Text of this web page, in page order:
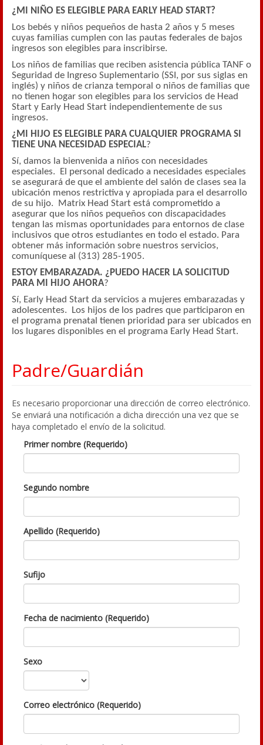
¿MI NIÑO ES ELEGIBLE PARA EARLY HEAD START?
Los bebés y niños pequeños de hasta 2 años y 5 meses
cuyas familias cumplen con las pautas federales de bajos
ingresos son elegibles para inscribirse.
Los niños de familias que reciben asistencia pública TANF o
Seguridad de Ingreso Suplementario (SSI, por sus siglas en
inglés) y niños de crianza temporal o niños de familias que
no tienen hogar son elegibles para los servicios de Head
Start y Early Head Start independientemente de sus
ingresos.
¿MI HIJO ES ELEGIBLE PARA CUALQUIER PROGRAMA SI
TIENE UNA NECESIDAD ESPECIAL?
Sí, damos la bienvenida a niños con necesidades
especiales. El personal dedicado a necesidades especiales
se asegurará de que el ambiente del salón de clases sea la
ubicación menos restrictiva y apropiada para el desarrollo
de su hijo. Matrix Head Start está comprometido a
asegurar que los niños pequeños con discapacidades
tengan las mismas oportunidades para entornos de clase
inclusivos que otros estudiantes en todo el estado. Para
obtener más información sobre nuestros servicios,
comuníquese al (313) 285-1905.
ESTOY EMBARAZADA. ¿PUEDO HACER LA SOLICITUD
PARA MI HIJO AHORA?
Sí, Early Head Start da servicios a mujeres embarazadas y
adolescentes. Los hijos de los padres que participaron en
el programa prenatal tienen prioridad para ser ubicados en
los lugares disponibles en el programa Early Head Start.
Padre/Guardián
Es necesario proporcionar una dirección de correo electrónico.
Se enviará una notificación a dicha dirección una vez que se
haya completado el envío de la solicitud.
Primer nombre (Requerido)
Segundo nombre
Apellido (Requerido)
Sufijo
Fecha de nacimiento (Requerido)
Sexo
Correo electrónico (Requerido)